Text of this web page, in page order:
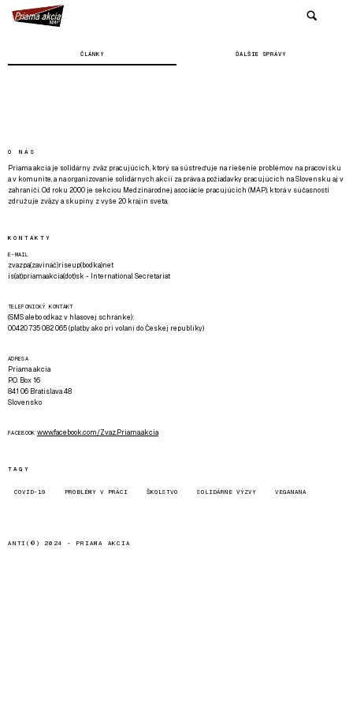
ČLÁNKY ĎALŠIE SPRÁVY
O NÁS
Priama akcia je solidárny zväz pracujúcich, ktorý sa sústreďuje na riešenie problémov na pracovisku
a v komunite, a na organizovanie solidárnych akcií za práva a požiadavky pracujúcich na Slovensku aj v
zahraničí. Od roku 2000 je sekciou Medzinárodnej asociácie pracujúcich (MAP), ktorá v súčasnosti
združuje zväzy a skupiny z vyše 20 krajín sveta.
KONTAKTY
E-MAIL
zvazpa(zavináč)riseup(bodka)net
is(at)priamaakcia(dot)sk - International Secretariat
TELEFONICKÝ KONTAKT
(SMS alebo odkaz v hlasovej schránke):
00420 735 082 065 (platby ako pri volaní do Českej republiky)
ADRESA
Priama akcia
P.O. Box 16
841 06 Bratislava 48
Slovensko
FACEBOOK www.facebook.com/Zvaz.Priama.akcia
TAGY
COVID-19 PROBLÉMY V PRÁCI ŠKOLSTVO SOLIDÁRNE VÝZVY VEGANANA
ANTI(©) 2024 - PRIAMA AKCIA